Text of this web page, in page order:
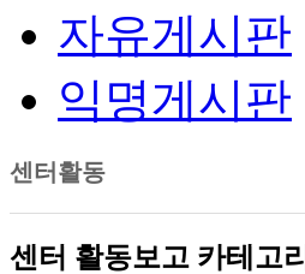
자유게시판
익명게시판
센터활동
센터 활동보고 카테고리